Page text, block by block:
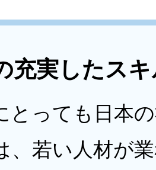
充実したス
っても日本
、若い人材が